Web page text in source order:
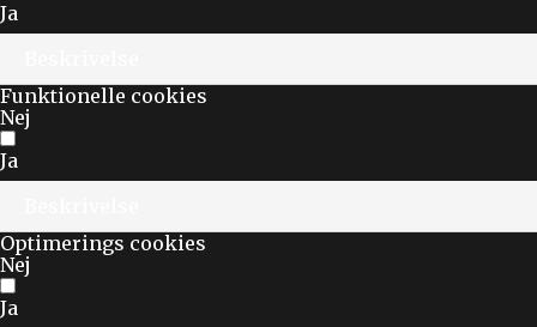
Ja
Funktionelle cookies
Nej
Ja
Optimerings cookies
Nej
Ja